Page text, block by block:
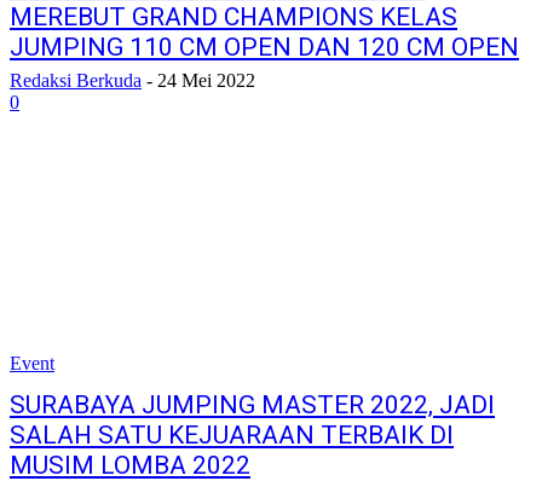
MEREBUT GRAND CHAMPIONS KELAS
JUMPING 110 CM OPEN DAN 120 CM OPEN
Redaksi Berkuda - 24 Mei 2022
0
Event
SURABAYA JUMPING MASTER 2022, JADI
SALAH SATU KEJUARAAN TERBAIK DI
MUSIM LOMBA 2022